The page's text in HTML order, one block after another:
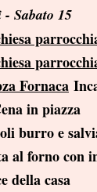
Sabato 15
Fornaca
in piazza
burro e
al forno con
della casa